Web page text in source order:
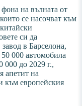
на вълната от
се насочват към
си да
в Барселона,
000 автомобила
000 до 2029 г.,
апетит на
към европейския